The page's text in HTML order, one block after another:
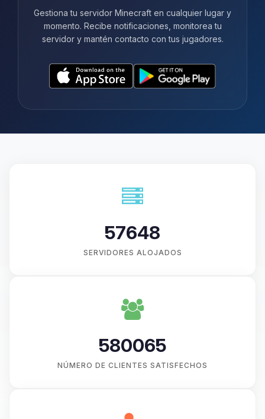
Gestiona tu servidor Minecraft en cualquier lugar y
momento. Recibe notificaciones, monitorea tu
servidor y mantén contacto con tus jugadores.
57648
SERVIDORES ALOJADOS
580065
NÚMERO DE CLIENTES SATISFECHOS